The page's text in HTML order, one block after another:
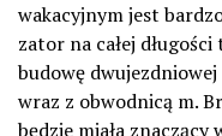
wakacyjnym jest
zator na całej
budowę
wraz z obwodnicą m.
będzie miała znaczący